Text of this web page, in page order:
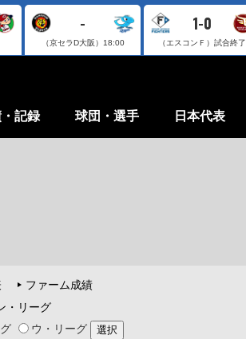
-
（京セラD大阪） 18:00
1-0
（エスコンＦ） 試合終了
記録 球団・選手 日本代表
ファーム成績
・リーグ
ウ・リーグ